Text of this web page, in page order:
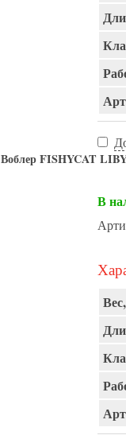
Воблер FISHYCAT
В